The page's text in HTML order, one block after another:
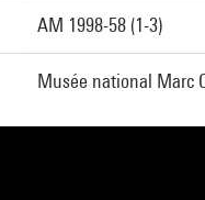
AM 1998-58 (1-3)
Musée national Marc